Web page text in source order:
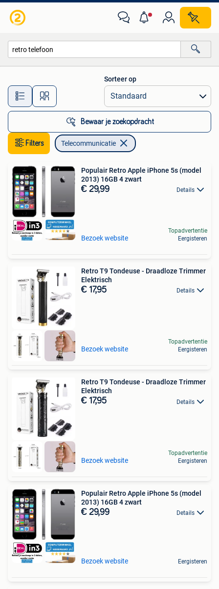
Alle afstanden…
Sorteer op
Bewaar je zoekopdracht
Filters Telecommunicatie
Populair Retro Apple iPhone 5s (model
2013) 16GB 4 zwart
€ 29,99 Details
Bezoek website
Topadvertentie
Eergisteren
Retro T9 Tondeuse - Draadloze Trimmer
Elektrisch
€ 17,95 Details
Bezoek website
Topadvertentie
Eergisteren
Retro T9 Tondeuse - Draadloze Trimmer
Elektrisch
€ 17,95 Details
Bezoek website
Topadvertentie
Eergisteren
Populair Retro Apple iPhone 5s (model
2013) 16GB 4 zwart
€ 29,99 Details
Bezoek website Eergisteren